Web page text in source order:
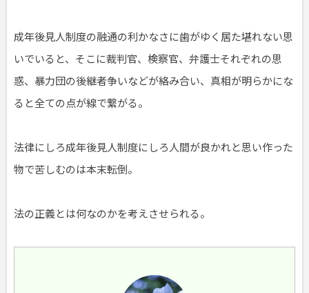
成年後見人制度の融通の利かなさに歯がゆく居た堪れない思
いでいると、そこに裁判官、検察官、弁護士それぞれの思
惑、暴力団の後継者争いなどが絡み合い、真相が明らかにな
ると全ての点が線で繋がる。
法律にしろ成年後見人制度にしろ人間が良かれと思い作った
物で苦しむのは本末転倒。
法の正義とは何なのかを考えさせられる。